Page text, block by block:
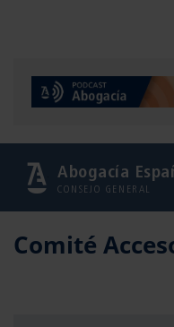
Abogacía
CONSEJO GENERAL
Comité